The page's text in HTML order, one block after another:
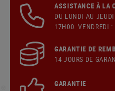
ASSISTANCE À LA
DU LUNDI AU
17H00. VENDREDI
GARANTIE DE
14 JOURS DE
GARANTIE